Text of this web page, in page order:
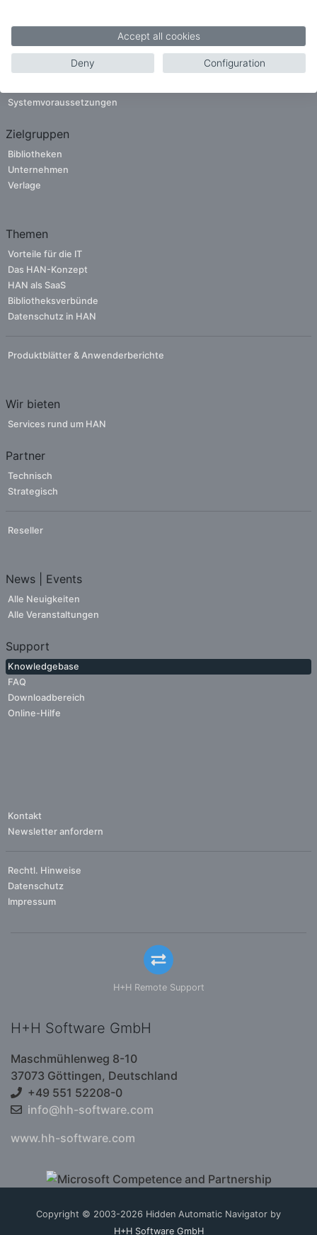
Neu in HAN 6
Weitere Funktionen
Systemvoraussetzungen
Zielgruppen
Bibliotheken
Unternehmen
Verlage
Themen
Vorteile für die IT
Das HAN-Konzept
HAN als SaaS
Bibliotheksverbünde
Datenschutz in HAN
Produktblätter & Anwenderberichte
Wir bieten
Services rund um HAN
Partner
Technisch
Strategisch
Reseller
News | Events
Alle Neuigkeiten
Alle Veranstaltungen
Support
Knowledgebase
FAQ
Downloadbereich
Online-Hilfe
Kontakt
Newsletter anfordern
Rechtl. Hinweise
Datenschutz
Impressum
H+H Remote Support
H+H Software GmbH
Maschmühlenweg 8-10
37073 Göttingen, Deutschland
+49 551 52208-0
info@hh-software.com
www.hh-software.com
Copyright © 2003-2026 Hidden Automatic Navigator by
H+H Software GmbH
Accept all cookies
Deny Configuration